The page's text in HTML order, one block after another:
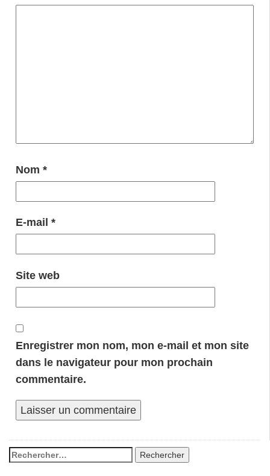
Nom *
E-mail *
Site web
Enregistrer mon nom, mon e-mail et mon site
dans le navigateur pour mon prochain
commentaire.